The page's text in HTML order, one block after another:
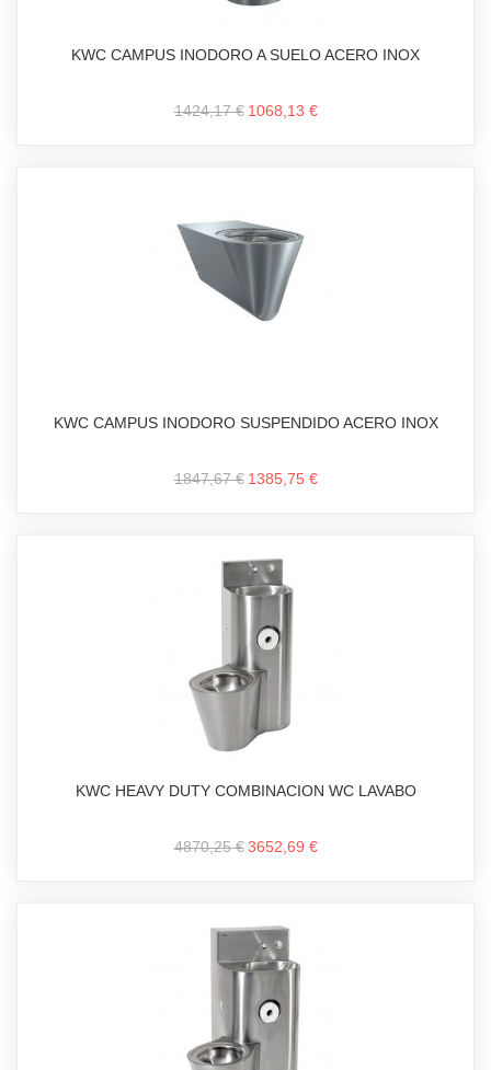
KWC CAMPUS INODORO A SUELO ACERO INOX
1424,17 € 1068,13 €
KWC CAMPUS INODORO SUSPENDIDO ACERO INOX
1847,67 € 1385,75 €
KWC HEAVY DUTY COMBINACION WC LAVABO
4870,25 € 3652,69 €